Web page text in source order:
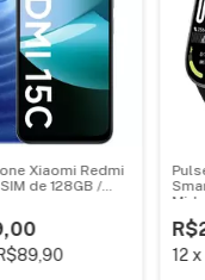
Xiaomi Redmi
de 128GB /
12 x